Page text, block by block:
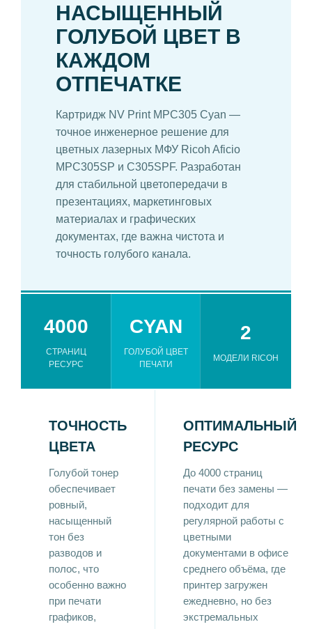
НАСЫЩЕННЫЙ
ГОЛУБОЙ ЦВЕТ В
КАЖДОМ
ОТПЕЧАТКЕ
Картридж NV Print MPC305 Cyan —
точное инженерное решение для
цветных лазерных МФУ Ricoh Aficio
MPC305SP и C305SPF. Разработан
для стабильной цветопередачи в
презентациях, маркетинговых
материалах и графических
документах, где важна чистота и
точность голубого канала.
4000
СТРАНИЦ
РЕСУРС
CYAN
ГОЛУБОЙ ЦВЕТ
ПЕЧАТИ
2
МОДЕЛИ RICOH
ТОЧНОСТЬ
ЦВЕТА
Голубой тонер
обеспечивает
ровный,
насыщенный
тон без
разводов и
полос, что
особенно важно
при печати
графиков,
ОПТИМАЛЬНЫЙ
РЕСУРС
До 4000 страниц
печати без замены —
подходит для
регулярной работы с
цветными
документами в офисе
среднего объёма, где
принтер загружен
ежедневно, но без
экстремальных